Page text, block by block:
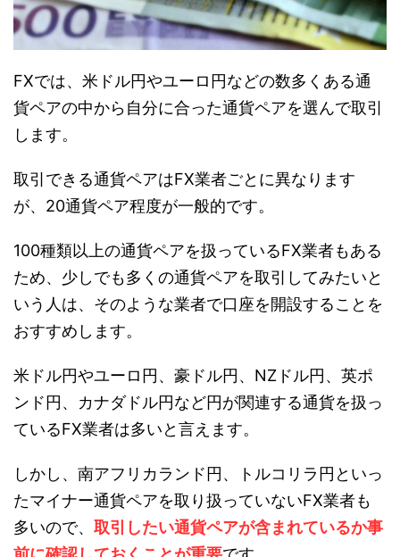
FXでは、米ドル円やユーロ円などの数多くある通
貨ペアの中から自分に合った通貨ペアを選んで取引
します。
取引できる通貨ペアはFX業者ごとに異なります
が、20通貨ペア程度が一般的です。
100種類以上の通貨ペアを扱っているFX業者もある
ため、少しでも多くの通貨ペアを取引してみたいと
いう人は、そのような業者で口座を開設することを
おすすめします。
米ドル円やユーロ円、豪ドル円、NZドル円、英ポ
ンド円、カナダドル円など円が関連する通貨を扱っ
ているFX業者は多いと言えます。
しかし、南アフリカランド円、トルコリラ円といっ
たマイナー通貨ペアを取り扱っていないFX業者も
多いので、 取引したい通貨ペアが含まれているか事